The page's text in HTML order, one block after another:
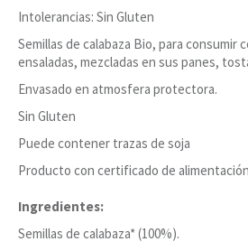
Intolerancias: Sin Gluten
Semillas de calabaza Bio, para consumir
ensaladas, mezcladas en sus panes,
Envasado en atmosfera protectora.
Sin Gluten
Puede contener trazas de soja
Producto con certificado de
Ingredientes:
Semillas de calabaza* (100%).